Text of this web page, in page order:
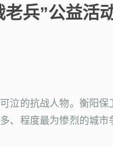
兵”公益活
泣的抗战人物。衡阳
、程度最为惨烈的城